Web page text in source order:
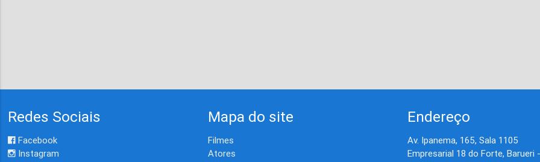
Redes Sociais
Facebook
Instagram
Mapa do site
Filmes
Atores
Endereço
Av. Ipanema, 165, Sala 1105
Empresarial 18 do Forte, Barueri